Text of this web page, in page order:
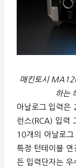
매킨토시
하는
아날로그 입력은
런스(RCA) 입력
10개의 아날로
특정 턴테이블
든 입력단자는 우